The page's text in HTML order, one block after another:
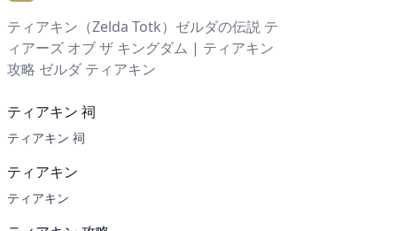
ティアキン（Zelda Totk）ゼルダの伝説 テ
ィアーズ オブ ザ キングダム | ティアキン
攻略 ゼルダ ティアキン
ティアキン 祠
ティアキン 祠
ティアキン
ティアキン